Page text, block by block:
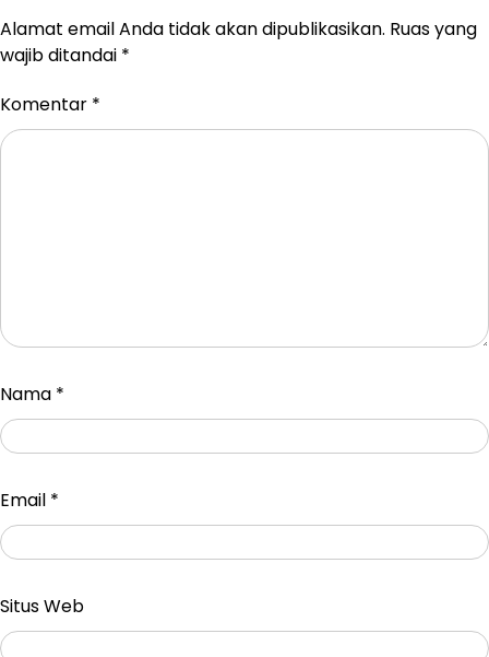
Alamat email Anda tidak akan dipublikasikan. Ruas yang
wajib ditandai *
Komentar *
Nama *
Email *
Situs Web